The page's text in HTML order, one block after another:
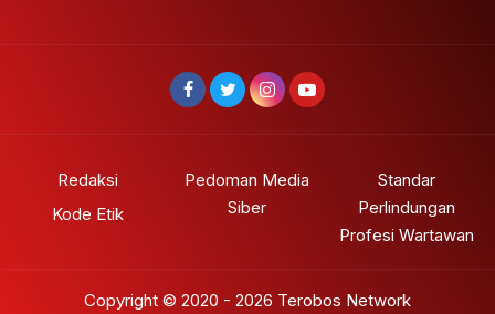
Redaksi
Kode Etik
Pedoman Media
Siber
Standar
Perlindungan
Profesi Wartawan
Copyright © 2020 - 2026 Terobos Network